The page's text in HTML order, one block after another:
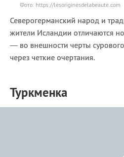
Фото: https://lesoriginesdelabeaute.com
Северогерманский народ и
жители Исландии отличаются
— во внешности черты
через четкие очертания.
Туркменка